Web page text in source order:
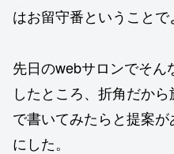
はお留守番ということで
先日のwebサロンでそ
したところ、折角だか
で書いてみたらと提案
にした。